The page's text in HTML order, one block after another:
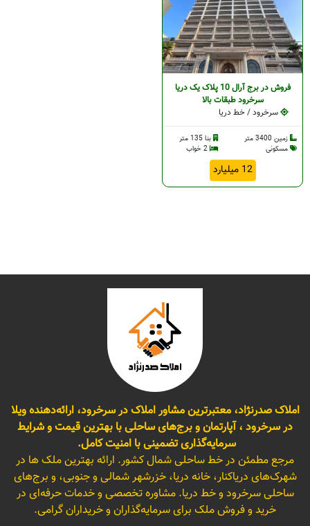
فروش در برج آرال 10 پلاک یک دریا
سرخرود طبقات بالا
سرخرود / خط دریا
زمین 3400 متر
بنا 135 متر
مسکونی
12 میلیارد
املاک صدرنژاد، معتبرترین مشاور املاک در سرخرود، ارائه‌دهنده ویلا
در سرخرود ، آپارتمان و برج‌های ساحلی با بهترین قیمت و شرایط
سرمایه‌گذاری تضمینی با امنیت کامل.
مرجع مطمئن در خط ساحلی شمال کشور. ارائه بهترین ملک ها در
شهرک‌های دریاکنار، خانه دریا، خزرشهر شمالی و جنوبی، و برج‌های
ساحلی سرخرود و خط دریا. مشاوره تخصصی و خدمات حرفه‌ای در
خرید و فروش ملک برای سرمایه‌گذاران و خریداران گرامی.